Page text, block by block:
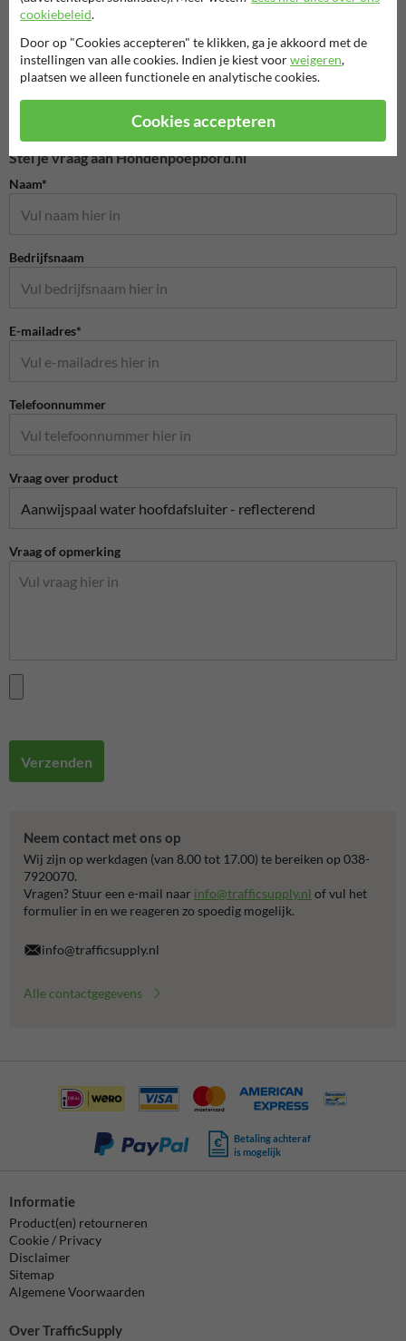
informatiebordjes
Eigen terrein borden
Stel je vraag aan Hondenpoepbord.nl
Naam*
Bedrijfsnaam
E-mailadres*
Telefoonnummer
Vraag over product
Vraag of opmerking
Verzenden
Neem contact met ons op
Wij zijn op werkdagen (van 8.00 tot 17.00) te bereiken op 038-
7920070.
Vragen? Stuur een e-mail naar info@trafficsupply.nl of vul het
formulier in en we reageren zo spoedig mogelijk.
info@trafficsupply.nl
Alle contactgegevens
Betaling achteraf
is mogelijk
Informatie
Product(en) retourneren
Cookie / Privacy
Disclaimer
Sitemap
Algemene Voorwaarden
Over TrafficSupply
cookiebeleid.
Door op "Cookies accepteren" te klikken, ga je akkoord met de
instellingen van alle cookies. Indien je kiest voorweigeren,
plaatsen we alleen functionele en analytische cookies.
Cookies accepteren